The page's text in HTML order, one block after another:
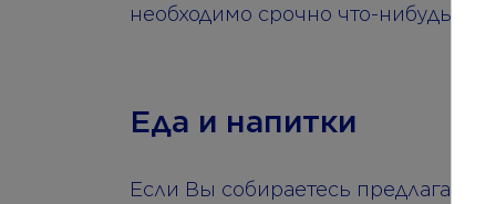
необходимо срочно что-нибудь
Еда и напитки
Если Вы собираетесь предлагать